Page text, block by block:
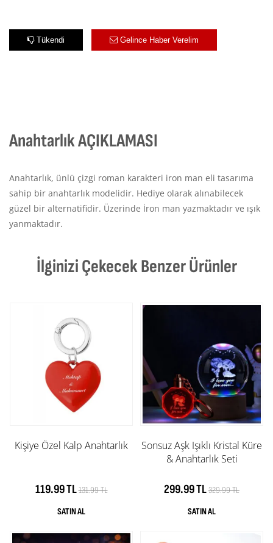
Tükendi Gelince Haber Verelim
Anahtarlık AÇIKLAMASI
Anahtarlık, ünlü çizgi roman karakteri iron man eli tasarıma
sahip bir anahtarlık modelidir. Hediye olarak alınabilecek
güzel bir alternatifidir. Üzerinde İron man yazmaktadır ve ışık
yanmaktadır.
İlginizi Çekecek Benzer Ürünler
Kişiye Özel Kalp Anahtarlık
119.99 TL131.99 TL
Sonsuz Aşk Işıklı Kristal Küre
& Anahtarlık Seti
299.99 TL329.99 TL